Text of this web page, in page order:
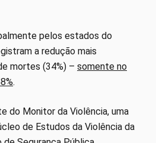
pelos estados do
a redução mais
mortes (34%) – somente no
.
do Monitor da Violência, uma
de Estudos da Violência da